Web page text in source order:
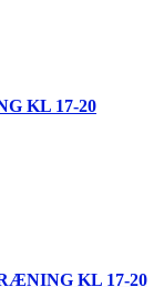
KL 17-20
KL 17-20